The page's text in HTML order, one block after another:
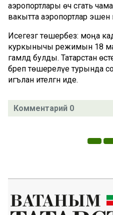
аэропортлары өч сәгать
вакытта аэропортлар эшенә
Исегезгә төшерәбез: моңа
куркынычы режимын 18
гамәлдә булды. Татарстан
бәреп төшерелүе турында
игълан ителгән иде.
Комментарий 0